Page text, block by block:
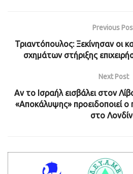
Previous
Τριαντόπουλος: Ξεκίνησαν οι
σχημάτων στήριξης
Next Post
Αν το Ισραήλ εισβάλει στον
«Αποκάλυψης» προειδοποιεί
στο